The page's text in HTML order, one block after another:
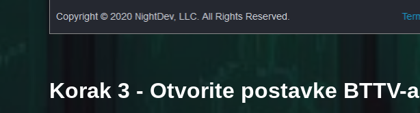
Korak 3 - Otvorite postavke BTTV-a